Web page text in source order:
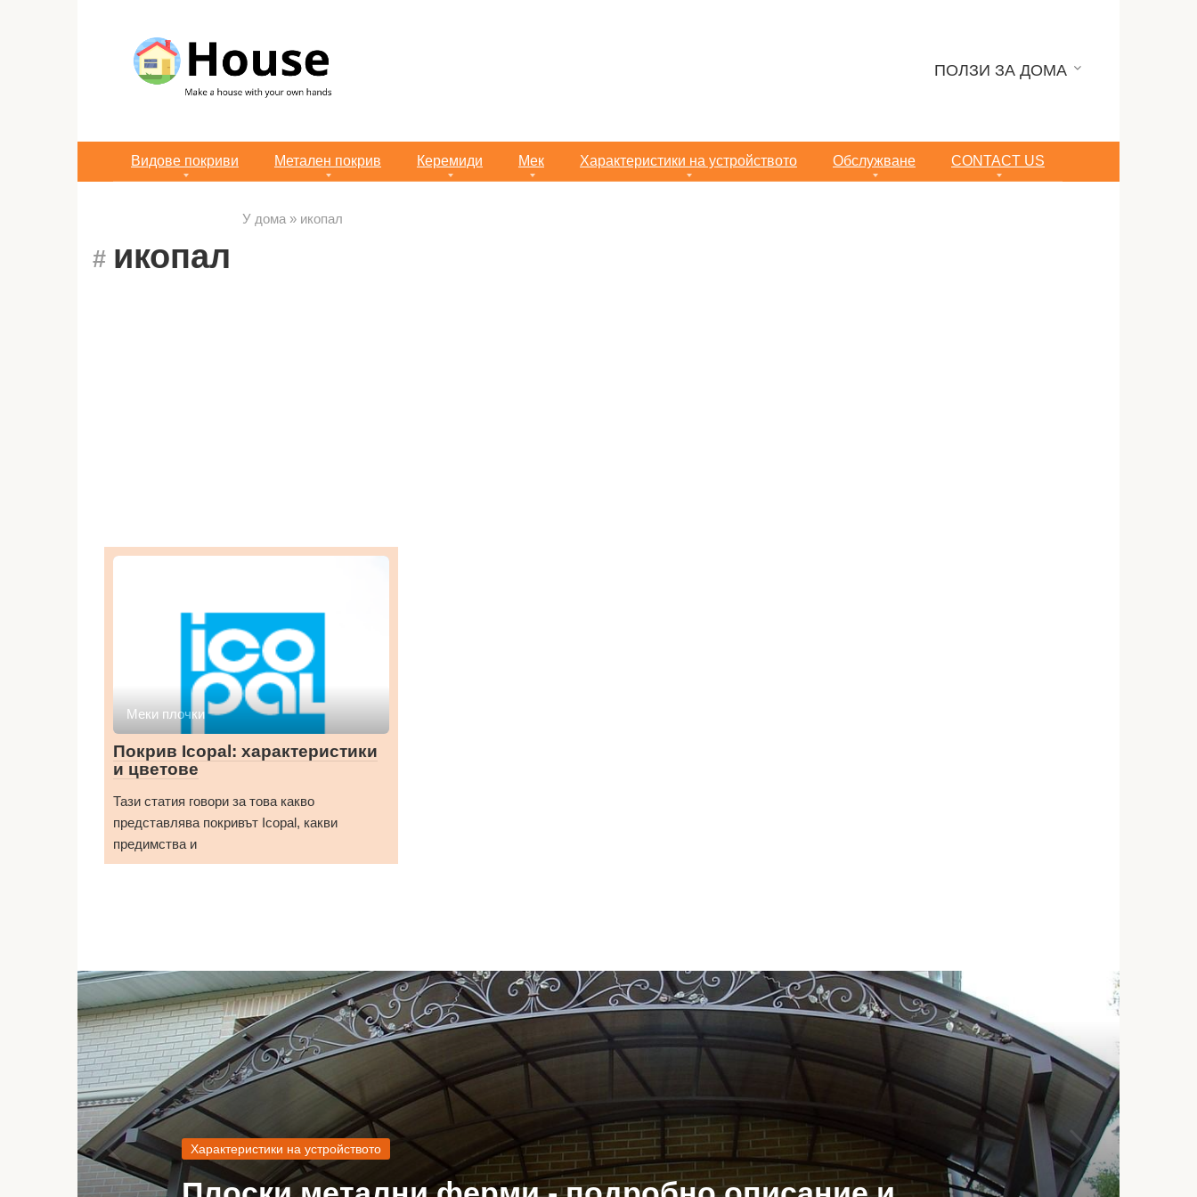
ПОЛЗИ ЗА ДОМА
Видове покриви Метален покрив Керемиди Мек Характеристики на устройството Обслужване CONTACT US
У дома » икопал
икопал
Меки плочки
Покрив Icopal: характеристики
и цветове
Тази статия говори за това какво
представлява покривът Icopal, какви
предимства и
Характеристики на устройството